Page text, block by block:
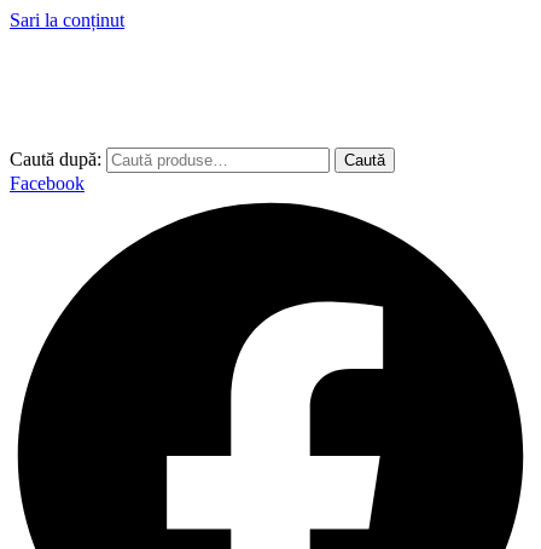
Sari la conținut
Caută după: Caută
Facebook